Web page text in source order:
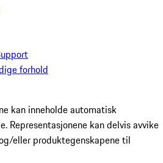
forhold
kan inneholde automatisk
Representasjonene kan delvis avvike
eller produktegenskapene til